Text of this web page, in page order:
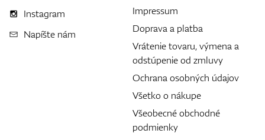
Instagram
Napíšte nám
Impressum
Doprava a platba
Vrátenie tovaru, výmena a
odstúpenie od zmluvy
Ochrana osobných údajov
Všetko o nákupe
Všeobecné obchodné
podmienky